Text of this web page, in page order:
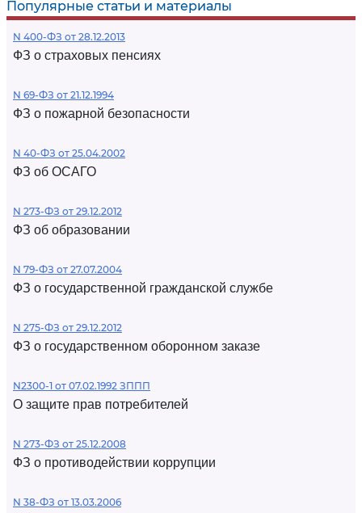
Популярные статьи и материалы
N 400-ФЗ от 28.12.2013
ФЗ о страховых пенсиях
N 69-ФЗ от 21.12.1994
ФЗ о пожарной безопасности
N 40-ФЗ от 25.04.2002
ФЗ об ОСАГО
N 273-ФЗ от 29.12.2012
ФЗ об образовании
N 79-ФЗ от 27.07.2004
ФЗ о государственной гражданской службе
N 275-ФЗ от 29.12.2012
ФЗ о государственном оборонном заказе
N2300-1 от 07.02.1992 ЗППП
О защите прав потребителей
N 273-ФЗ от 25.12.2008
ФЗ о противодействии коррупции
N 38-ФЗ от 13.03.2006